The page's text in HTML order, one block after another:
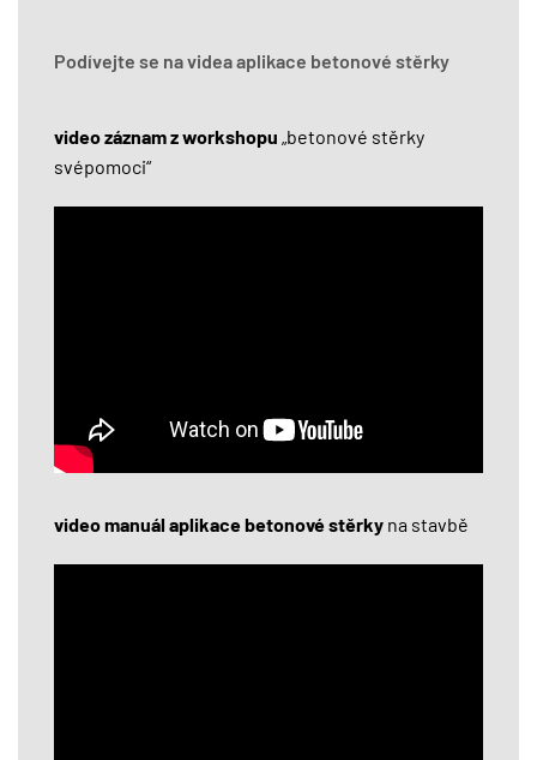
Podívejte se na videa aplikace betonové stěrky
video záznam z workshopu „betonové stěrky
svépomoci“
video manuál aplikace betonové stěrky na stavbě